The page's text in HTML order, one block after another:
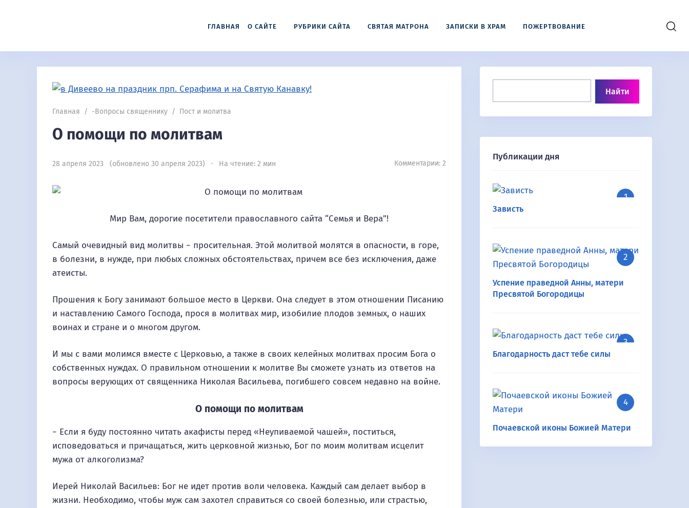
ГЛАВНАЯ О САЙТЕ РУБРИКИ САЙТА СВЯТАЯ МАТРОНА ЗАПИСКИ В ХРАМ ПОЖЕРТВОВАНИЕ
Главная / -Вопросы священнику / Пост и молитва
О помощи по молитвам
28 апреля 2023 (обновлено 30 апреля 2023) · На чтение: 2 мин Комментарии: 2
Мир Вам, дорогие посетители православного сайта “Семья и Вера”!
Самый очевидный вид молитвы − просительная. Этой молитвой молятся в опасности, в горе,
в болезни, в нужде, при любых сложных обстоятельствах, причем все без исключения, даже
атеисты.
Прошения к Богу занимают большое место в Церкви. Она следует в этом отношении Писанию
и наставлению Самого Господа, прося в молитвах мир, изобилие плодов земных, о наших
воинах и стране и о многом другом.
И мы с вами молимся вместе с Церковью, а также в своих келейных молитвах просим Бога о
собственных нуждах. О правильном отношении к молитве Вы сможете узнать из ответов на
вопросы верующих от священника Николая Васильева, погибшего совсем недавно на войне.
О помощи по молитвам
− Если я буду постоянно читать акафисты перед «Неупиваемой чашей», поститься,
исповедоваться и причащаться, жить церковной жизнью, Бог по моим молитвам исцелит
мужа от алкоголизма?
Иерей Николай Васильев: Бог не идет против воли человека. Каждый сам делает выбор в
жизни. Необходимо, чтобы муж сам захотел справиться со своей болезнью, или страстью,
Публикации дня
Зависть
Успение праведной Анны, матери
Пресвятой Богородицы
Благодарность даст тебе силы
Почаевской иконы Божией Матери